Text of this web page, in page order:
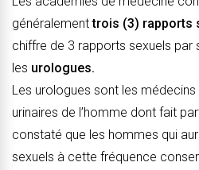
généralementtrois (3) rapports
chiffre de 3 rapports sexuels par
les urologues.
Les urologues sont les
urinaires de l’homme dont fait
constaté que les hommes qui
sexuels à cette fréquence